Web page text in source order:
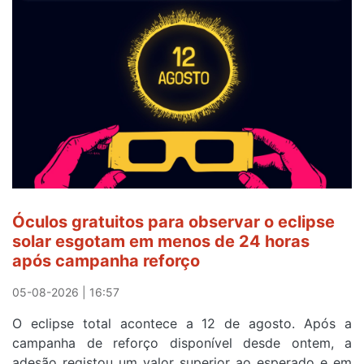
ser
o
quarto
a
a
meta
em
Sintra
primeira
etapa
Óculos gratuitos para observar o eclipse
solar esgotam em menos de 24 horas
após campanha reforço
05-08-2026 | 16:57
O eclipse total acontece a 12 de agosto. Após a
campanha de reforço disponível desde ontem, a